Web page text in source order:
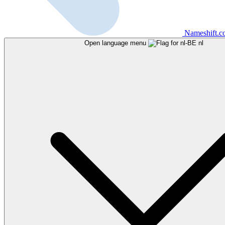
Open language menu nl